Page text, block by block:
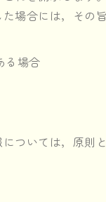
場合には，その
る場合
ついては，原則